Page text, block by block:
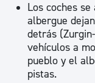
Los coches
albergue
detrás
vehículos a
pueblo y el
pistas.